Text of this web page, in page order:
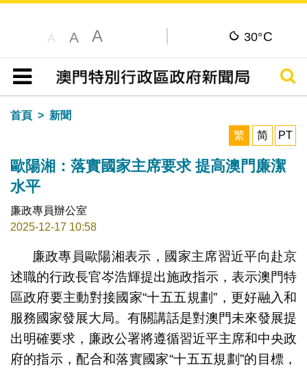
A A A 30°C
目錄
搜尋
首頁
新聞
繁
简 PT
歐陽湘：落實國家主席要求 提高澳門廉潔
水平
廉政專員辦公室
2025-12-17 10:58
廉政專員歐陽湘表示，國家主席習近平向赴京
述職的行政長官岑浩輝提出施政指示，表示澳門特
區政府要主動對接國家“十五五規劃”，更好融入和
服務國家發展大局。有關講話是對澳門未來發展提
出明確要求，廉政公署將遵循習近平主席和中央政
府的指示，配合和落實國家“十五五規劃”的目標，